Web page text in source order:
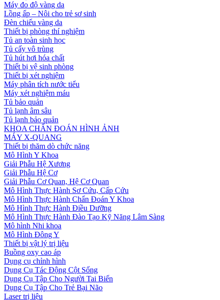
Máy đo độ vàng da
Lồng ấp – Nôi cho trẻ sơ sinh
Đèn chiếu vàng da
Thiết bị phòng thí nghiệm
Tủ an toàn sinh học
Tủ cấy vô trùng
Tủ hút hơi hóa chất
Thiết bị vệ sinh phòng
Thiết bị xét nghiệm
Máy phân tích nước tiểu
Máy xét nghiệm máu
Tủ bảo quản
Tủ lạnh âm sâu
Tủ lạnh bảo quản
KHOA CHẨN ĐOÁN HÌNH ẢNH
MÁY X-QUANG
Thiết bị thăm dò chức năng
Mô Hình Y Khoa
Giải Phẫu Hệ Xương
Giải Phẫu Hệ Cơ
Giải Phẫu Cơ Quan, Hệ Cơ Quan
Mô Hình Thực Hành Sơ Cứu, Cấp Cứu
Mô Hình Thực Hành Chẩn Đoán Y Khoa
Mô Hình Thực Hành Điều Dưỡng
Mô Hình Thực Hành Đào Tạo Kỹ Năng Lâm Sàng
Mô hình Nhi khoa
Mô Hình Đông Y
Thiết bị vật lý trị liệu
Buồng oxy cao áp
Dụng cụ chỉnh hình
Dụng Cụ Tác Động Cột Sống
Dụng Cụ Tập Cho Người Tai Biến
Dụng Cụ Tập Cho Trẻ Bại Não
Laser trị liệu